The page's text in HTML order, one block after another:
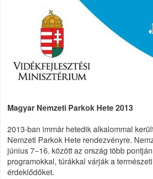
Magyar Nemzeti Parkok Hete 2013
2013-ban immár hetedik alkalommal
Nemzeti Parkok Hete rendezvényre.
június 7−16. között az ország több
programokkal, túrákkal várják a
érdeklődőket.